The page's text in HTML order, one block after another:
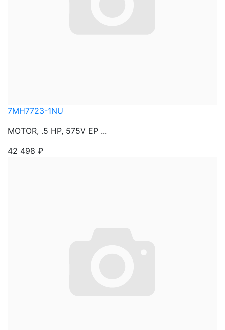
7MH7723-1NU
MOTOR, .5 HP, 575V EP ...
42 498 ₽